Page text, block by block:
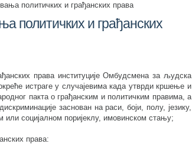
политичких и грађанских права
политичких и грађанских
права институције Омбудсмена за људска
истраге у случајевима када утврди кршење и
пакта о грађанским и политичким правима, а
заснован на раси, боји, полу, језику,
социјалном поријеклу, имовинском стању;
права: